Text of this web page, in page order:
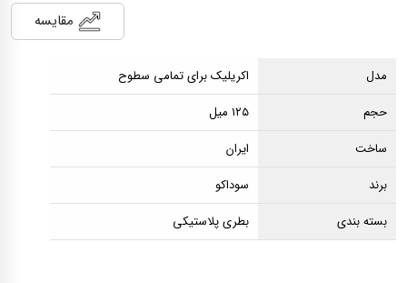
مقایسه
مدل
اکریلیک برای تمامی سطوح
حجم
۱۲۵ میل
ساخت
ایران
برند
سوداکو
بسته بندی
بطری پلاستیکی